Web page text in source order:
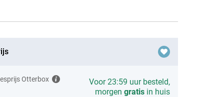
Otterbox
Voor 23:59 uur besteld,
morgen gratisin huis